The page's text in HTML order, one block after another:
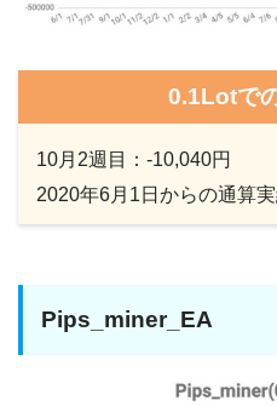
0.1Lotで
10月2週目：-10,040円
2020年6月1日からの通算
Pips_miner_EA